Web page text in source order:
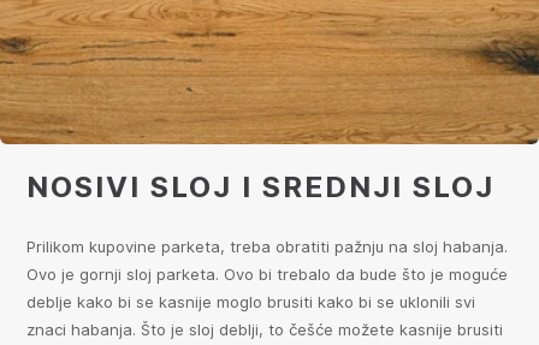
NOSIVI SLOJ I SREDNJI SLOJ
Prilikom kupovine parketa, treba obratiti pažnju na sloj habanja.
Ovo je gornji sloj parketa. Ovo bi trebalo da bude što je moguće
deblje kako bi se kasnije moglo brusiti kako bi se uklonili svi
znaci habanja. Što je sloj deblji, to češće možete kasnije brusiti